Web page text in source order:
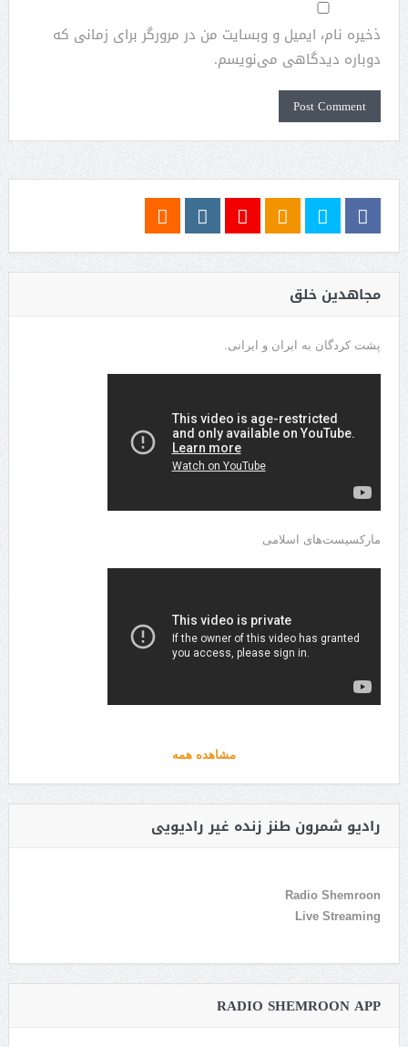
ذخیره نام، ایمیل و وبسایت من در مرورگر برای زمانی که
دوباره دیدگاهی می‌نویسم.
مجاهدین خلق
پشت کردگان به ایران و ایرانی.
مارکسیست‌های اسلامی
مشاهده همه
رادیو شمرون طنز زنده غیر رادیویی
Radio Shemroon
Live Streaming
RADIO SHEMROON APP